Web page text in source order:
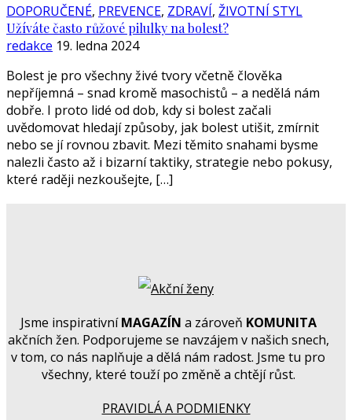
DOPORUČENÉ, PREVENCE, ZDRAVÍ, ŽIVOTNÍ STYL
Užíváte často růžové pilulky na bolest?
redakce 19. ledna 2024
Bolest je pro všechny živé tvory včetně člověka
nepříjemná – snad kromě masochistů – a nedělá nám
dobře. I proto lidé od dob, kdy si bolest začali
uvědomovat hledají způsoby, jak bolest utišit, zmírnit
nebo se jí rovnou zbavit. Mezi těmito snahami bysme
nalezli často až i bizarní taktiky, strategie nebo pokusy,
které raději nezkoušejte, […]
Jsme inspirativníMAGAZÍN a zároveň KOMUNITA
akčních žen. Podporujeme se navzájem v našich snech,
v tom, co nás naplňuje a dělá nám radost. Jsme tu pro
všechny, které touží po změně a chtějí růst.
PRAVIDLÁ A PODMIENKY